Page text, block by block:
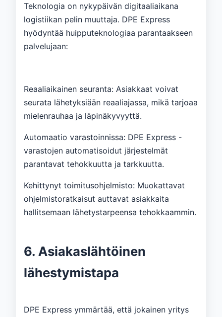
Teknologia on nykypäivän digitaaliaikana
logistiikan pelin muuttaja. DPE Express
hyödyntää huipputeknologiaa parantaakseen
palvelujaan:
Reaaliaikainen seuranta: Asiakkaat voivat
seurata lähetyksiään reaaliajassa, mikä tarjoaa
mielenrauhaa ja läpinäkyvyyttä.
Automaatio varastoinnissa: DPE Express -
varastojen automatisoidut järjestelmät
parantavat tehokkuutta ja tarkkuutta.
Kehittynyt toimitusohjelmisto: Muokattavat
ohjelmistoratkaisut auttavat asiakkaita
hallitsemaan lähetystarpeensa tehokkaammin.
6. Asiakaslähtöinen
lähestymistapa
DPE Express ymmärtää, että jokainen yritys